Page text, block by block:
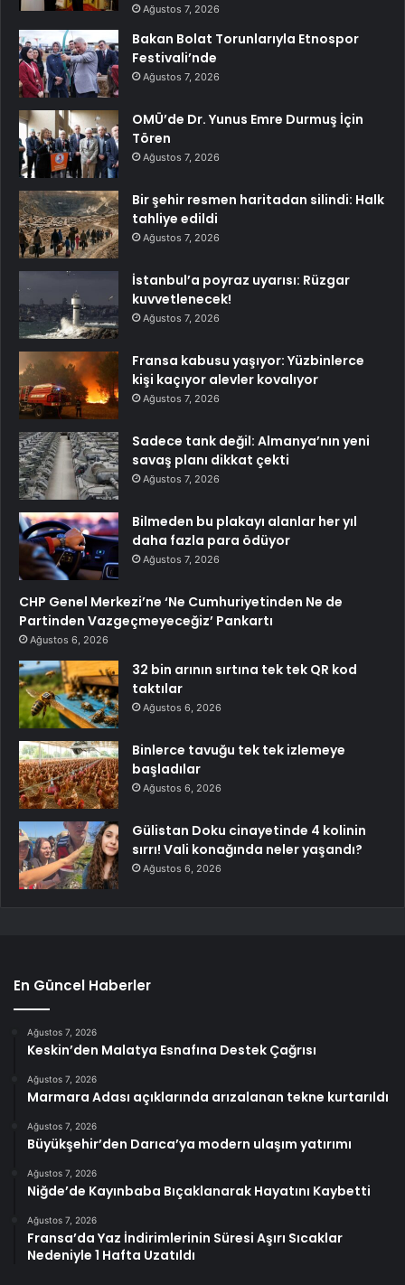
Ağustos 7, 2026
Bakan Bolat Torunlarıyla Etnospor
Festivali’nde
Ağustos 7, 2026
OMÜ’de Dr. Yunus Emre Durmuş İçin
Tören
Ağustos 7, 2026
Bir şehir resmen haritadan silindi: Halk
tahliye edildi
Ağustos 7, 2026
İstanbul’a poyraz uyarısı: Rüzgar
kuvvetlenecek!
Ağustos 7, 2026
Fransa kabusu yaşıyor: Yüzbinlerce
kişi kaçıyor alevler kovalıyor
Ağustos 7, 2026
Sadece tank değil: Almanya’nın yeni
savaş planı dikkat çekti
Ağustos 7, 2026
Bilmeden bu plakayı alanlar her yıl
daha fazla para ödüyor
Ağustos 7, 2026
CHP Genel Merkezi’ne ‘Ne Cumhuriyetinden Ne de
Partinden Vazgeçmeyeceğiz’ Pankartı
Ağustos 6, 2026
32 bin arının sırtına tek tek QR kod
taktılar
Ağustos 6, 2026
Binlerce tavuğu tek tek izlemeye
başladılar
Ağustos 6, 2026
Gülistan Doku cinayetinde 4 kolinin
sırrı! Vali konağında neler yaşandı?
Ağustos 6, 2026
En Güncel Haberler
Ağustos 7, 2026
Keskin’den Malatya Esnafına Destek Çağrısı
Ağustos 7, 2026
Marmara Adası açıklarında arızalanan tekne kurtarıldı
Ağustos 7, 2026
Büyükşehir’den Darıca’ya modern ulaşım yatırımı
Ağustos 7, 2026
Niğde’de Kayınbaba Bıçaklanarak Hayatını Kaybetti
Ağustos 7, 2026
Fransa’da Yaz İndirimlerinin Süresi Aşırı Sıcaklar
Nedeniyle 1 Hafta Uzatıldı